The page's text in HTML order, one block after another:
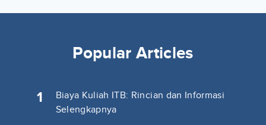
Popular Articles
1
Biaya Kuliah ITB: Rincian dan Informasi
Selengkapnya